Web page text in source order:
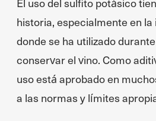
historia, especialmente en
donde se ha utilizado
conservar el vino. Como
uso está aprobado en
a las normas y límites